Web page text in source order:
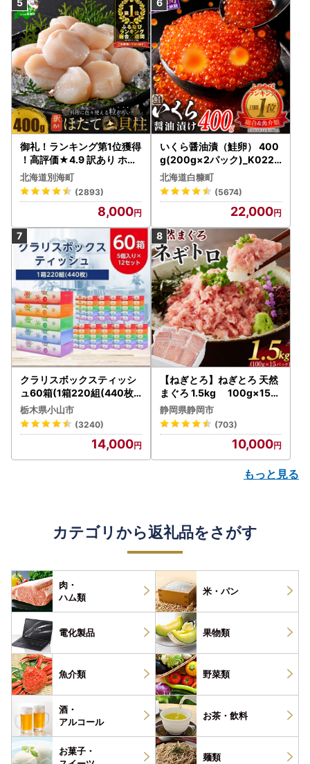
御礼！ランキング第1位獲得
！高評価★4.9 訳あり ホタ
テ 400g（ほたて 帆立 貝柱
冷凍 ）
北海道別海町
(2893)
8,000
いくら醤油漬（鮭卵） 400
g(200g×2パック)_K022-
1676
北海道白糠町
(5674)
22,000
クラリスボックスティッシ
ュ60箱(1箱220組(440枚))
(5個入り×12セット)【配送
不可地域：離島・沖縄県】
【1256759】
栃木県小山市
(3240)
14,000
【ねぎとろ】ねぎとろ 天然
まぐろ 1.5kg 100g×15パ
ック
静岡県静岡市
(703)
10,000
もっと見る
カテゴリから返礼品をさがす
肉・
ハム類
米・パン
電化製品 果物類
魚介類 野菜類
酒・
アルコール
お茶・ 飲料
お菓子・
麺類